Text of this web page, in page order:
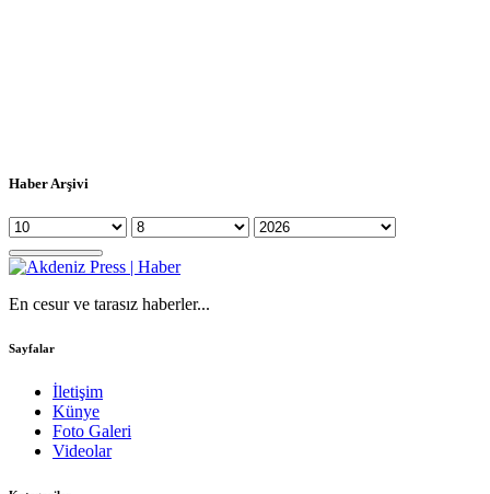
Haber Arşivi
En cesur ve tarasız haberler...
Sayfalar
İletişim
Künye
Foto Galeri
Videolar